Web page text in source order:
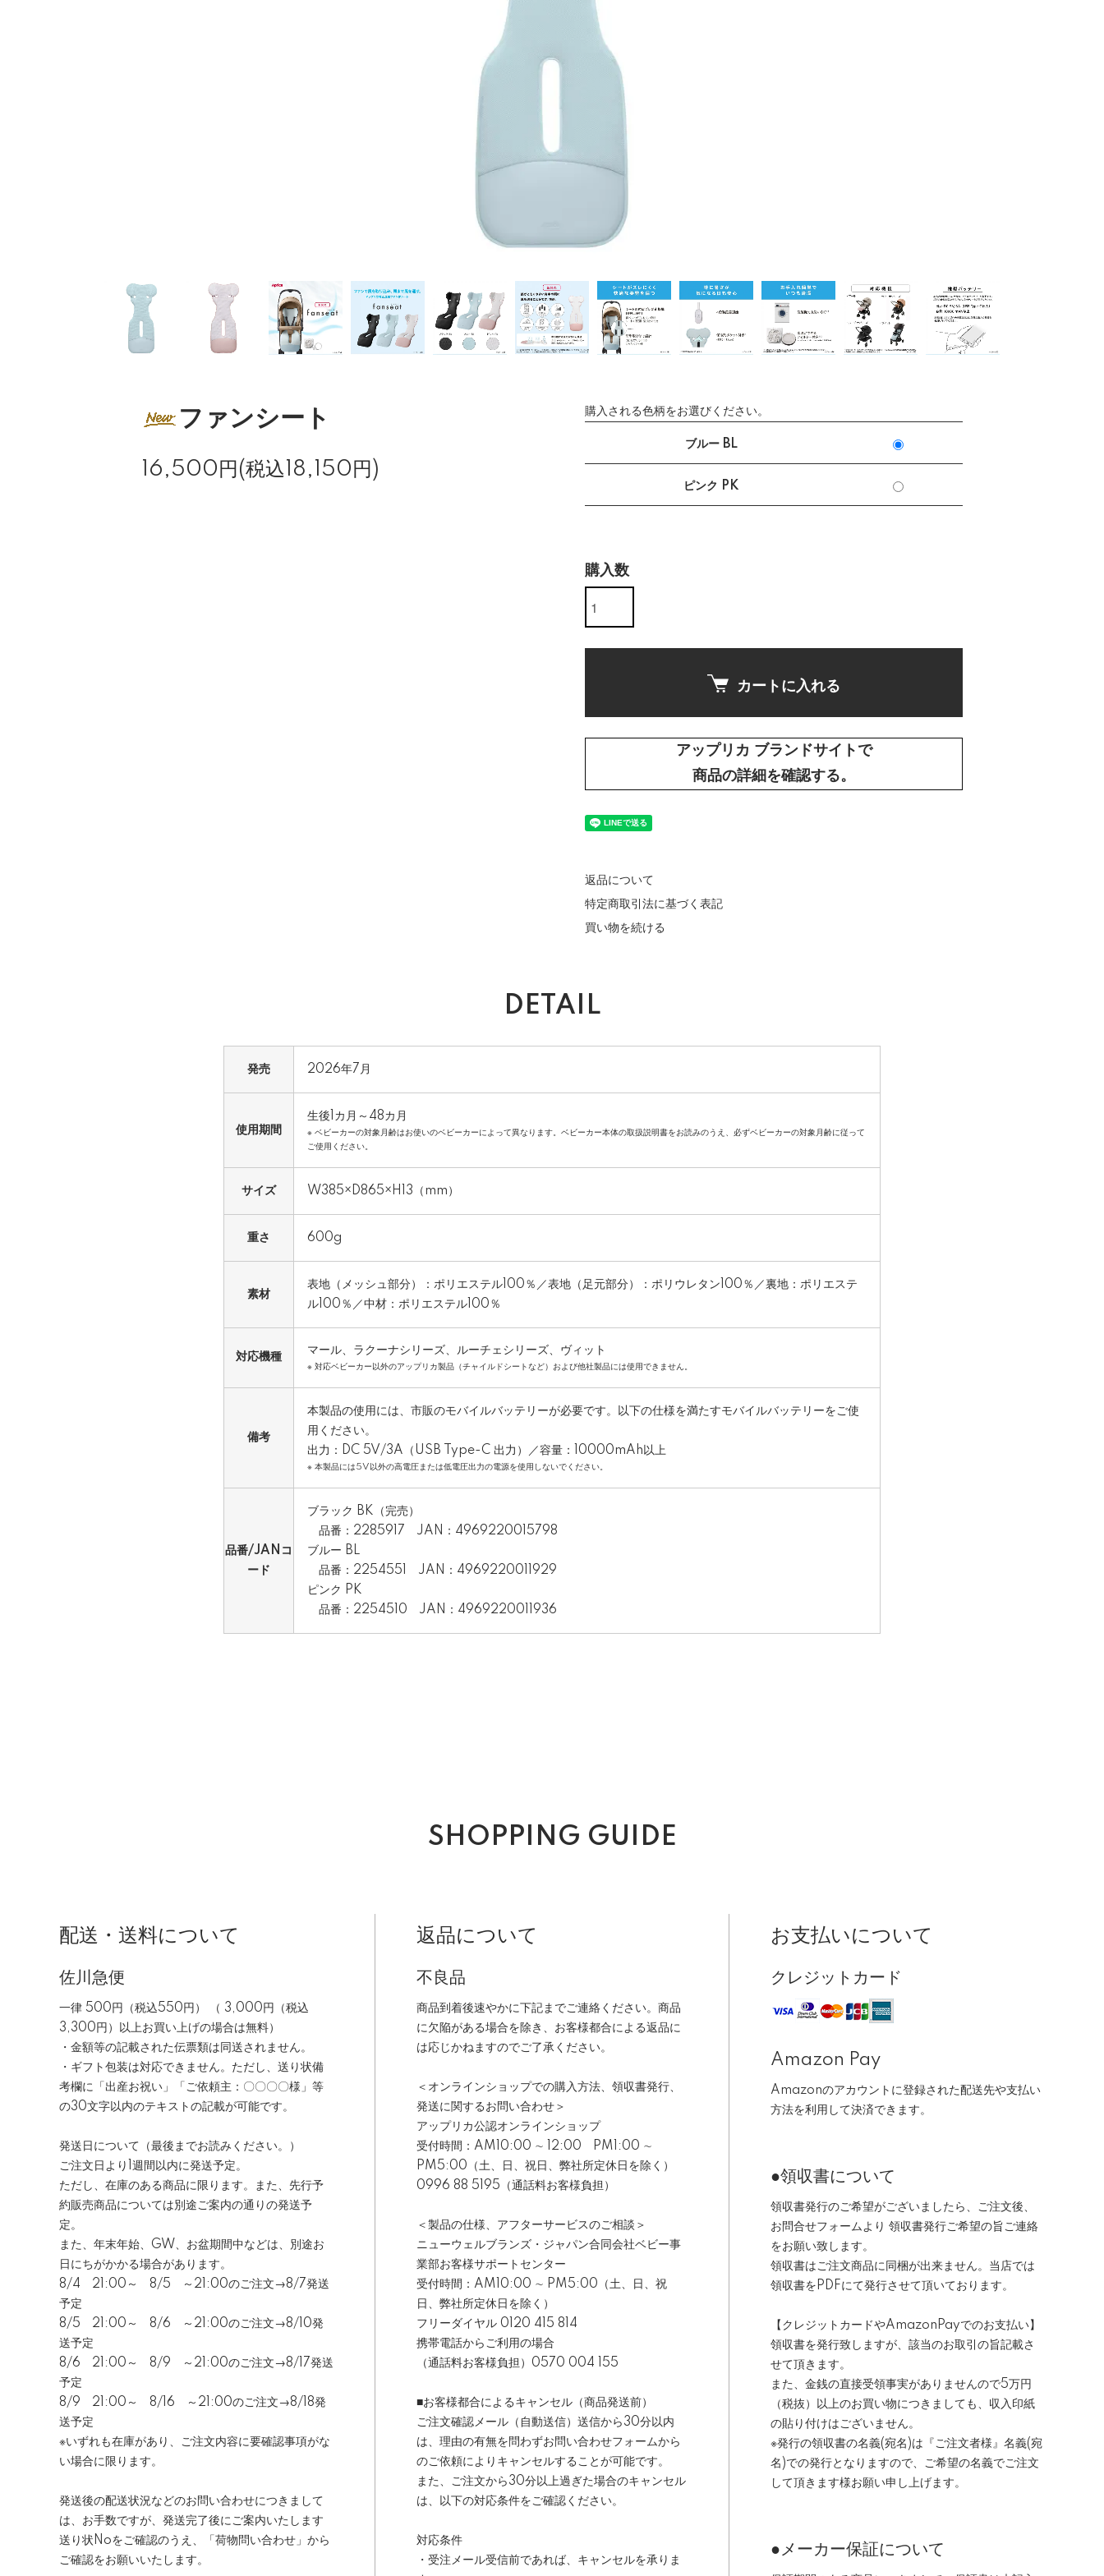
ファンシート
16,500円(税込18,150円)
購入される色柄をお選びください。
ブルー BL
ピンク PK
購入数
カートに入れる
アップリカ ブランドサイトで
商品の詳細を確認する。
返品について
特定商取引法に基づく表記
買い物を続ける
DETAIL
発売 2026年7月
使用期間
生後1カ月～48カ月
※ ベビーカーの対象月齢はお使いのベビーカーによって異なります。ベビーカー本体の取扱説明書をお読みのうえ、必ずベビーカーの対象月齢に従って
ご使用ください。
サイズ W385×D865×H13（mm）
重さ 600g
素材
表地（メッシュ部分）：ポリエステル100％／表地（足元部分）：ポリウレタン100％／裏地：ポリエステ
ル100％／中材：ポリエステル100％
対応機種 マール、ラクーナシリーズ、ルーチェシリーズ、ヴィット
※ 対応ベビーカー以外のアップリカ製品（チャイルドシートなど）および他社製品には使用できません。
備考
本製品の使用には、市販のモバイルバッテリーが必要です。以下の仕様を満たすモバイルバッテリーをご使
用ください。
出力：DC 5V/3A（USB Type-C 出力）／容量：10000mAh以上
※ 本製品には5V以外の高電圧または低電圧出力の電源を使用しないでください。
品番/JANコ
ード
ブラック BK（完売）
品番：2285917 JAN：4969220015798
ブルー BL
品番：2254551 JAN：4969220011929
ピンク PK
品番：2254510 JAN：4969220011936
SHOPPING GUIDE
配送・送料について
佐川急便
一律 500円（税込550円） （ 3,000円（税込
3,300円）以上お買い上げの場合は無料）
・金額等の記載された伝票類は同送されません。
・ギフト包装は対応できません。ただし、送り状備
考欄に「出産お祝い」「ご依頼主：〇〇〇〇様」等
の30文字以内のテキストの記載が可能です。
発送日について（最後までお読みください。）
ご注文日より1週間以内に発送予定。
ただし、在庫のある商品に限ります。また、先行予
約販売商品については別途ご案内の通りの発送予
定。
また、年末年始、GW、お盆期間中などは、別途お
日にちがかかる場合があります。
8/4 21:00～ 8/5 ～21:00のご注文→8/7発送
予定
8/5 21:00～ 8/6 ～21:00のご注文→8/10発
送予定
8/6 21:00～ 8/9 ～21:00のご注文→8/17発送
予定
8/9 21:00～ 8/16 ～21:00のご注文→8/18発
送予定
※いずれも在庫があり、ご注文内容に要確認事項がな
い場合に限ります。
発送後の配送状況などのお問い合わせにつきまして
は、お手数ですが、発送完了後にご案内いたします
送り状Noをご確認のうえ、「荷物問い合わせ」から
ご確認をお願いいたします。
返品について
不良品
商品到着後速やかに下記までご連絡ください。商品
に欠陥がある場合を除き、お客様都合による返品に
は応じかねますのでご了承ください。
＜オンラインショップでの購入方法、領収書発行、
発送に関するお問い合わせ＞
アップリカ公認オンラインショップ
受付時間：AM10:00 ∼ 12:00 PM1:00 ∼
PM5:00（土、日、祝日、弊社所定休日を除く）
0996 88 5195（通話料お客様負担）
＜製品の仕様、アフターサービスのご相談＞
ニューウェルブランズ・ジャパン合同会社ベビー事
業部お客様サポートセンター
受付時間：AM10:00 ∼ PM5:00（土、日、祝
日、弊社所定休日を除く）
フリーダイヤル 0120 415 814
携帯電話からご利用の場合
（通話料お客様負担）0570 004 155
■お客様都合によるキャンセル（商品発送前）
ご注文確認メール（自動送信）送信から30分以内
は、理由の有無を問わずお問い合わせフォームから
のご依頼によりキャンセルすることが可能です。
また、ご注文から30分以上過ぎた場合のキャンセル
は、以下の対応条件をご確認ください。
対応条件
・受注メール受信前であれば、キャンセルを承りま
お支払いについて
クレジットカード
Amazon Pay
Amazonのアカウントに登録された配送先や支払い
方法を利用して決済できます。
●領収書について
領収書発行のご希望がございましたら、ご注文後、
お問合せフォームより 領収書発行ご希望の旨ご連絡
をお願い致します。
領収書はご注文商品に同梱が出来ません。当店では
領収書をPDFにて発行させて頂いております。
【クレジットカードやAmazonPayでのお支払い】
領収書を発行致しますが、該当のお取引の旨記載さ
せて頂きます。
また、金銭の直接受領事実がありませんので5万円
（税抜）以上のお買い物につきましても、収入印紙
の貼り付けはございません。
※発行の領収書の名義(宛名)は『ご注文者様』名義(宛
名)での発行となりますので、ご希望の名義でご注文
して頂きます様お願い申し上げます。
●メーカー保証について